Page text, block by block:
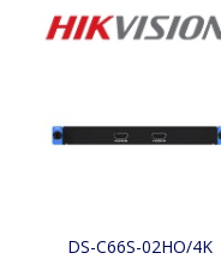
DS-C66S-02HO/4K